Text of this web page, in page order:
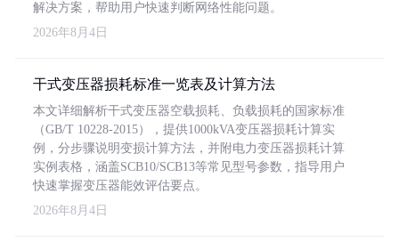
解决方案，帮助用户快速判断网络性能问题。
2026年8月4日
干式变压器损耗标准一览表及计算方法
本文详细解析干式变压器空载损耗、负载损耗的国家标准
（GB/T 10228-2015），提供1000kVA变压器损耗计算实
例，分步骤说明变损计算方法，并附电力变压器损耗计算
实例表格，涵盖SCB10/SCB13等常见型号参数，指导用户
快速掌握变压器能效评估要点。
2026年8月4日